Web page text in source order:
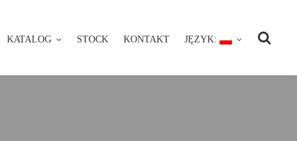
KATALOG STOCK KONTAKT JĘZYK:
KATALOG STOCK KONTAKT JĘZYK: